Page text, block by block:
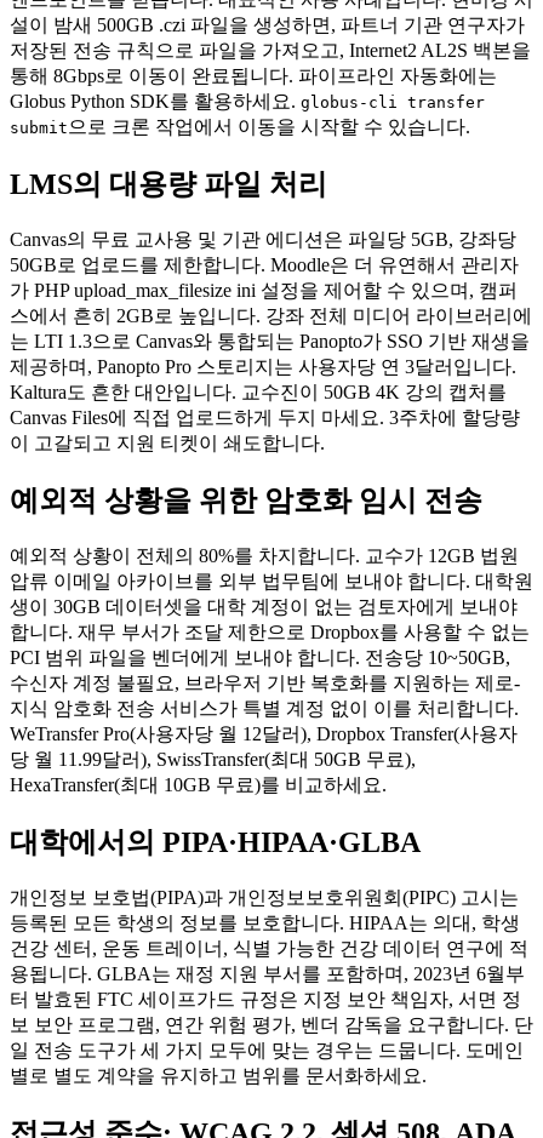
설이 밤새 500GB .czi 파일을 생성하면, 파트너 기관 연구자가
저장된 전송 규칙으로 파일을 가져오고, Internet2 AL2S 백본을
통해 8Gbps로 이동이 완료됩니다. 파이프라인 자동화에는
Globus Python SDK를 활용하세요. globus-cli transfer
submit 으로 크론 작업에서 이동을 시작할 수 있습니다.
LMS의 대용량 파일 처리
Canvas의 무료 교사용 및 기관 에디션은 파일당 5GB, 강좌당
50GB로 업로드를 제한합니다. Moodle은 더 유연해서 관리자
가 PHP upload_max_filesize ini 설정을 제어할 수 있으며, 캠퍼
스에서 흔히 2GB로 높입니다. 강좌 전체 미디어 라이브러리에
는 LTI 1.3으로 Canvas와 통합되는 Panopto가 SSO 기반 재생을
제공하며, Panopto Pro 스토리지는 사용자당 연 3달러입니다.
Kaltura도 흔한 대안입니다. 교수진이 50GB 4K 강의 캡처를
Canvas Files에 직접 업로드하게 두지 마세요. 3주차에 할당량
이 고갈되고 지원 티켓이 쇄도합니다.
예외적 상황을 위한 암호화 임시 전송
예외적 상황이 전체의 80%를 차지합니다. 교수가 12GB 법원
압류 이메일 아카이브를 외부 법무팀에 보내야 합니다. 대학원
생이 30GB 데이터셋을 대학 계정이 없는 검토자에게 보내야
합니다. 재무 부서가 조달 제한으로 Dropbox를 사용할 수 없는
PCI 범위 파일을 벤더에게 보내야 합니다. 전송당 10~50GB,
수신자 계정 불필요, 브라우저 기반 복호화를 지원하는 제로-
지식 암호화 전송 서비스가 특별 계정 없이 이를 처리합니다.
WeTransfer Pro(사용자당 월 12달러), Dropbox Transfer(사용자
당 월 11.99달러), SwissTransfer(최대 50GB 무료),
HexaTransfer(최대 10GB 무료)를 비교하세요.
대학에서의 PIPA·HIPAA·GLBA
개인정보 보호법(PIPA)과 개인정보보호위원회(PIPC) 고시는
등록된 모든 학생의 정보를 보호합니다. HIPAA는 의대, 학생
건강 센터, 운동 트레이너, 식별 가능한 건강 데이터 연구에 적
용됩니다. GLBA는 재정 지원 부서를 포함하며, 2023년 6월부
터 발효된 FTC 세이프가드 규정은 지정 보안 책임자, 서면 정
보 보안 프로그램, 연간 위험 평가, 벤더 감독을 요구합니다. 단
일 전송 도구가 세 가지 모두에 맞는 경우는 드뭅니다. 도메인
별로 별도 계약을 유지하고 범위를 문서화하세요.